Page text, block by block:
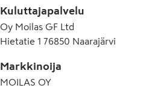
Kuluttajapalvelu
Oy Moilas GF Ltd
Hietatie 1 76850 Naarajärvi
Markkinoija
MOILAS OY